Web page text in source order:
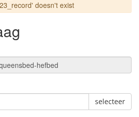
doesn't exist
selecteer